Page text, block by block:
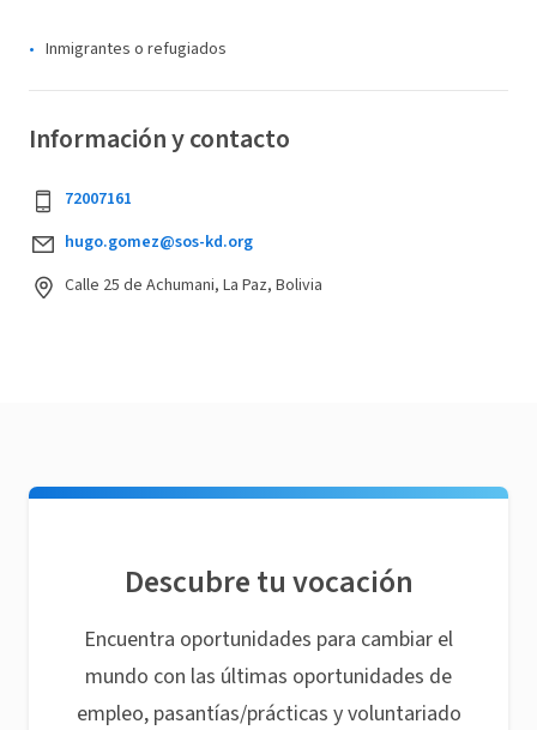
Inmigrantes o refugiados
Información y contacto
72007161
hugo.gomez@sos-kd.org
Calle 25 de Achumani, La Paz, Bolivia
Descubre tu vocación
Encuentra oportunidades para cambiar el
mundo con las últimas oportunidades de
empleo, pasantías/prácticas y voluntariado